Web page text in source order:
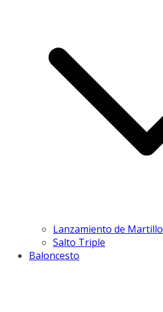
Lanzamiento de Martillo
Salto Triple
Baloncesto